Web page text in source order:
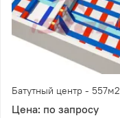
Батутный центр - 557м2
Цена: по запросу